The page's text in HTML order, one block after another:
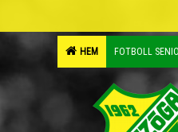
HEM FOTBOLL